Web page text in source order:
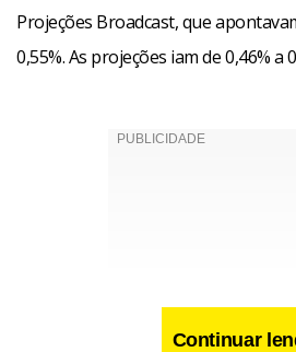
Projeções Broadcast, que
0,55%. As projeções iam de 0,46% a
Continuar